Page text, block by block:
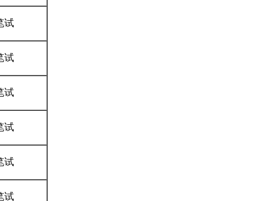
试
试
试
试
试
试